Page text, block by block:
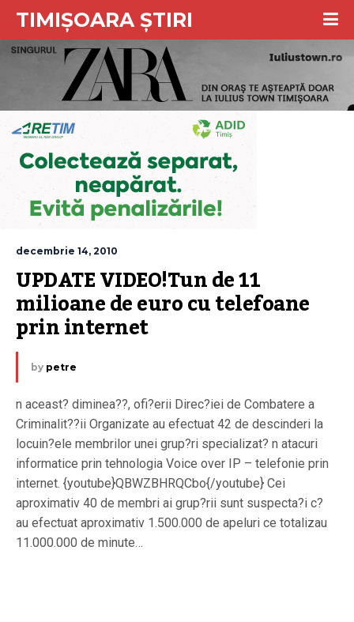
TIMIȘOARA ȘTIRI
decembrie 14, 2010
UPDATE VIDEO!Tun de 11
milioane de euro cu telefoane
prin internet
by petre
n aceast? diminea??, ofi?erii Direc?iei de Combatere a
Criminalit??ii Organizate au efectuat 42 de descinderi la
locuin?ele membrilor unei grup?ri specializat? n atacuri
informatice prin tehnologia Voice over IP – telefonie prin
internet. {youtube}QBWZBHRQCbo{/youtube} Cei
aproximativ 40 de membri ai grup?rii sunt suspecta?i c?
au efectuat aproximativ 1.500.000 de apeluri ce totalizau
11.000.000 de minute…